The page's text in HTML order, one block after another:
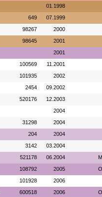
01.1998
649 07.1999
98267 2000
98645 2001
2001
100569 11.2001
101935 2002
2454 09.2002
520176 12.2003
2004
31298 2004
204 2004
3142 03.2004
521178 06.2004
108792 2005
101928 2006
600518 2006